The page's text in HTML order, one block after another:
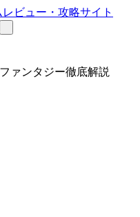
ァンタジー徹底解説